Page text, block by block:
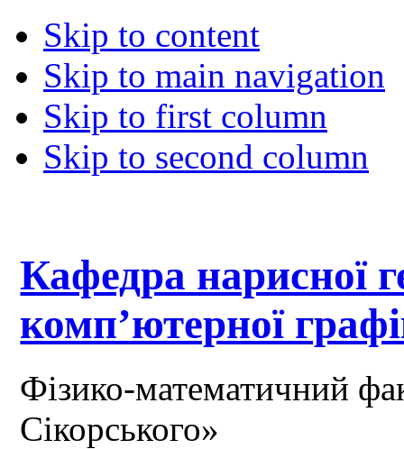
Skip to content
Skip to main navigation
Skip to first column
Skip to second column
Кафедра нарисної
комп’ютерної
Фізико-математичний
Сікорського»